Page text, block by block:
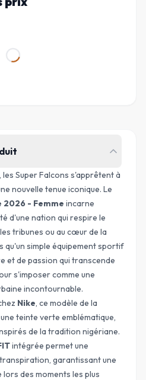
Super Falcons s'apprêtent à
nouvelle tenue iconique. Le
- Femme incarne
d'une nation qui respire le
tribunes ou au cœur de la
qu'un simple équipement sportif
et de passion qui transcende
s'imposer comme une
incontournable.
Nike, ce modèle de la
teinte verte emblématique,
de la tradition nigériane.
intégrée permet une
garantissant une
des moments les plus